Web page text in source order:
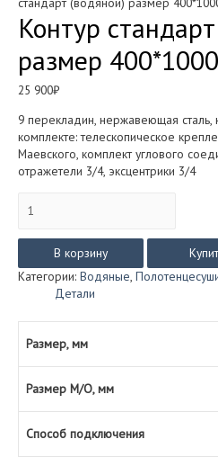
Контур
размер 400*1000
25 900₽
9 перекладин, нержавеющая
комплекте: телескопическое
Маевского, комплект углового
отражетели 3/4, эксцентрики 3/4
товара
стандарт
(водяной)
размер
400*1000
В корзину
Категории: Водяные,
Детали
Размер, мм
Размер М/О, мм
Способ подключения